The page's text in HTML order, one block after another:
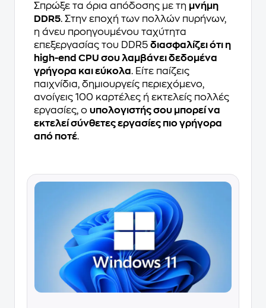
Σπρώξε τα όρια απόδοσης με τη μνήμη
DDR5. Στην εποχή των πολλών πυρήνων,
η άνευ προηγουμένου ταχύτητα
επεξεργασίας του DDR5 διασφαλίζει ότι η
high-end CPU σου λαμβάνει δεδομένα
γρήγορα και εύκολα. Είτε παίζεις
παιχνίδια, δημιουργείς περιεχόμενο,
ανοίγεις 100 καρτέλες ή εκτελείς πολλές
εργασίες, ο υπολογιστής σου μπορεί να
εκτελεί σύνθετες εργασίες πιο γρήγορα
από ποτέ.